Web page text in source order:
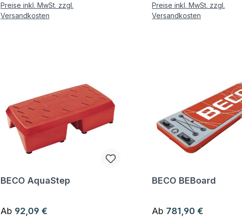
Preise inkl. MwSt. zzgl.
Versandkosten
Preise inkl. MwSt. zzgl.
Versandkosten
Fragen zum Artikel
BECO AquaStep
Regulärer Preis:
Ab 92,09 €
Fragen zum Artikel
BECO BEBoard
Regulärer Preis:
Ab 781,90 €